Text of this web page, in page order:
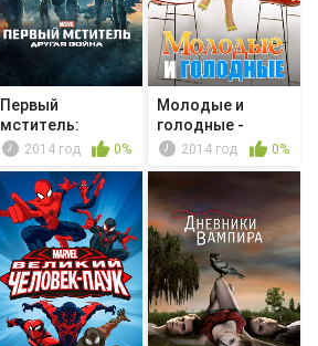
Первый
мститель:
Другая война
2014 год 0%
Молодые и
голодные -
Young & Part Two
2014 год 0%